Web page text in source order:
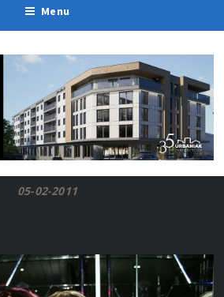
Menu
05-02-2011